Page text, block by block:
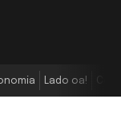
Lado oa!